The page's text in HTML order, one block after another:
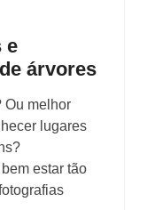
e
árvores
melhor
lugares
estar tão